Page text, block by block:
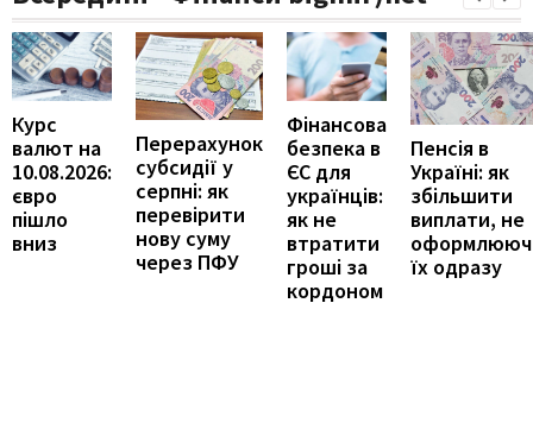
Курс
валют на
10.08.2026:
євро
пішло
вниз
Перерахунок
субсидії у
серпні: як
перевірити
нову суму
через ПФУ
Фінансова
безпека в
ЄС для
українців:
як не
втратити
гроші за
кордоном
Пенсія в
Україні: як
збільшити
виплати, не
їх одразу